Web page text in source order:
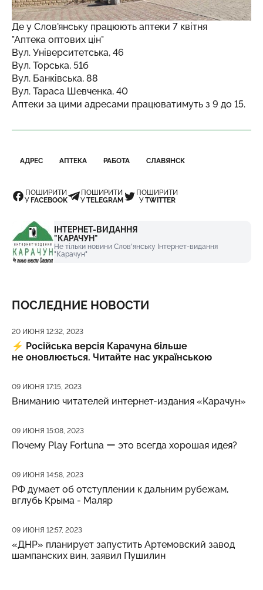
Де у Слов'янську працюють аптеки 7 квітня
"Аптека оптових цін"
Вул. Університетська, 46
Вул. Торська, 51б
Вул. Банківська, 88
Вул. Тараса Шевченка, 40
Аптеки за цими адресами працюватимуть з 9 до 15.
АДРЕС АПТЕКА РАБОТА СЛАВЯНСК
ПОШИРИТИ
УFACEBOOK
ПОШИРИТИ
УTELEGRAM
ПОШИРИТИ
УTWITTER
ІНТЕРНЕТ-ВИДАННЯ
"КАРАЧУН"
Не тільки новини Слов'янську Інтернет-видання
"Карачун"
ПОСЛЕДНИЕ НОВОСТИ
Дата публикации
20 ИЮНЯ 12:32, 2023
⚡️ Російська версія Карачуна більше
не оновлюється. Читайте нас українською
Дата публикации
09 ИЮНЯ 17:15, 2023
Вниманию читателей интернет-издания «Карачун»
Дата публикации
09 ИЮНЯ 15:08, 2023
Почему Play Fortuna ー это всегда хорошая идея?
Дата публикации
09 ИЮНЯ 14:58, 2023
РФ думает об отступлении к дальним рубежам,
вглубь Крыма - Маляр
Дата публикации
09 ИЮНЯ 12:57, 2023
«ДНР» планирует запустить Артемовский завод
шампанских вин, заявил Пушилин